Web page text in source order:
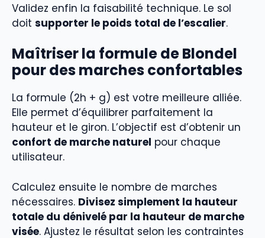
Validez enfin la faisabilité technique. Le sol
doit supporter le poids total de l’escalier.
Maîtriser la formule de Blondel
pour des marches confortables
La formule (2h + g) est votre meilleure alliée.
Elle permet d’équilibrer parfaitement la
hauteur et le giron. L’objectif est d’obtenir un
confort de marche naturel pour chaque
utilisateur.
Calculez ensuite le nombre de marches
nécessaires. Divisez simplement la hauteur
totale du dénivelé par la hauteur de marche
visée. Ajustez le résultat selon les contraintes